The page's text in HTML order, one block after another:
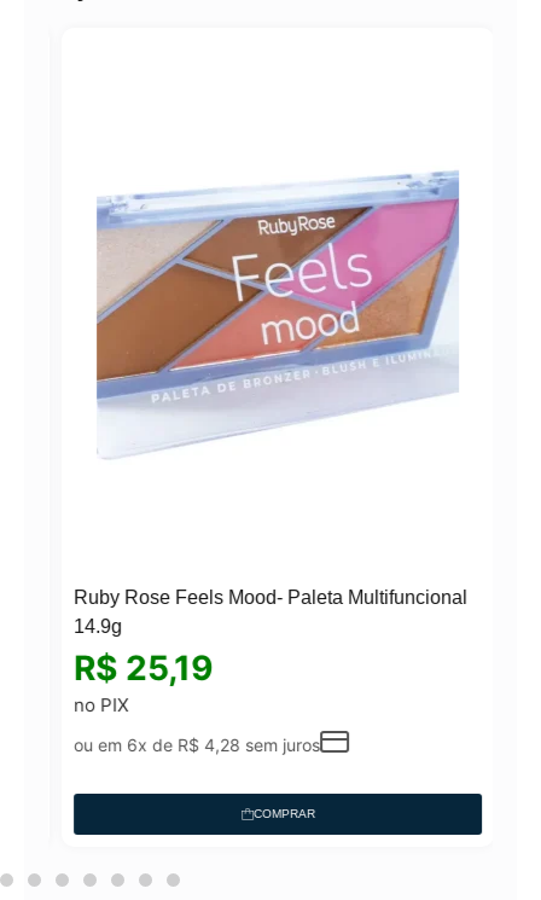
Ruby Rose Feels Mood- Paleta Multifuncional
14.9g
R$25,19
no PIX
ou em 6x deR$4,28sem juros
COMPRAR